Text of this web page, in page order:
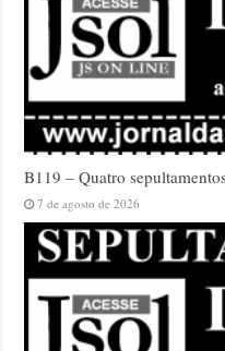
B119 – Quatro
7 de agosto de 2026